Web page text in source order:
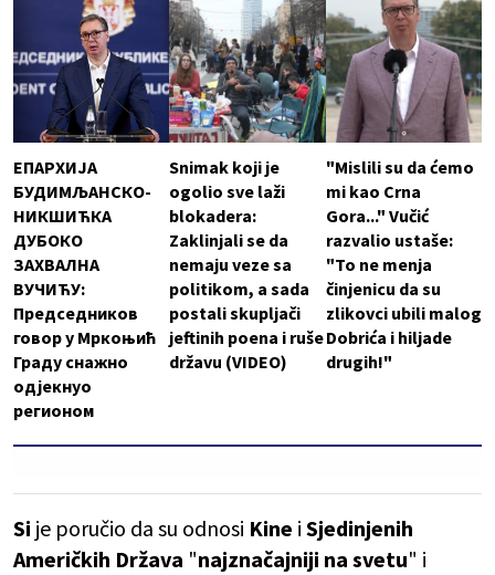
ЕПАРХИЈА
БУДИМЉАНСКО-
НИКШИЋКА
ДУБОКО
ЗАХВАЛНА
ВУЧИЋУ:
Председников
говор у Мркоњић
Граду снажно
одјекнуо
регионом
Snimak koji je
ogolio sve laži
blokadera:
Zaklinjali se da
nemaju veze sa
politikom, a sada
postali skupljači
jeftinih poena i ruše
državu (VIDEO)
"Mislili su da ćemo
mi kao Crna
Gora..." Vučić
razvalio ustaše:
"To ne menja
činjenicu da su
zlikovci ubili malog
Dobrića i hiljade
drugih!"
Si je poručio da su odnosi Kine i Sjedinjenih
Američkih Država "najznačajniji na svetu" i